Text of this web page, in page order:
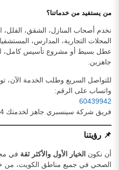
من يستفيد من خدماتنا؟
نخدم أصحاب المنازل، الشقق، الفلل،
المحلات التجارية، المدارس،
عطل بسيط أو مشروع تأسيس كامل،
جاهزين.
للتواصل السريع وطلب الخدمة الآن،
واتساب على الرقم:
60439942
فريق شركة سينسبري جاهز لخدمتك 24 ساعة يوميًا.
📌 رؤيتنا
أن نكون الخيار الأول والأكثر ثقة في
الصحي في جميع مناطق الكويت، من